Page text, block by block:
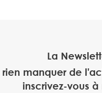
La
rien manquer de
inscrivez-vous